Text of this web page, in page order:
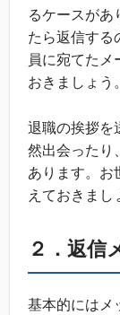
るケースがあ
たら返信する
員に宛てたメ
おきましょう。
退職の挨拶を
然出会ったり
あります。お
えておきまし
２．返信
基本的にはメ